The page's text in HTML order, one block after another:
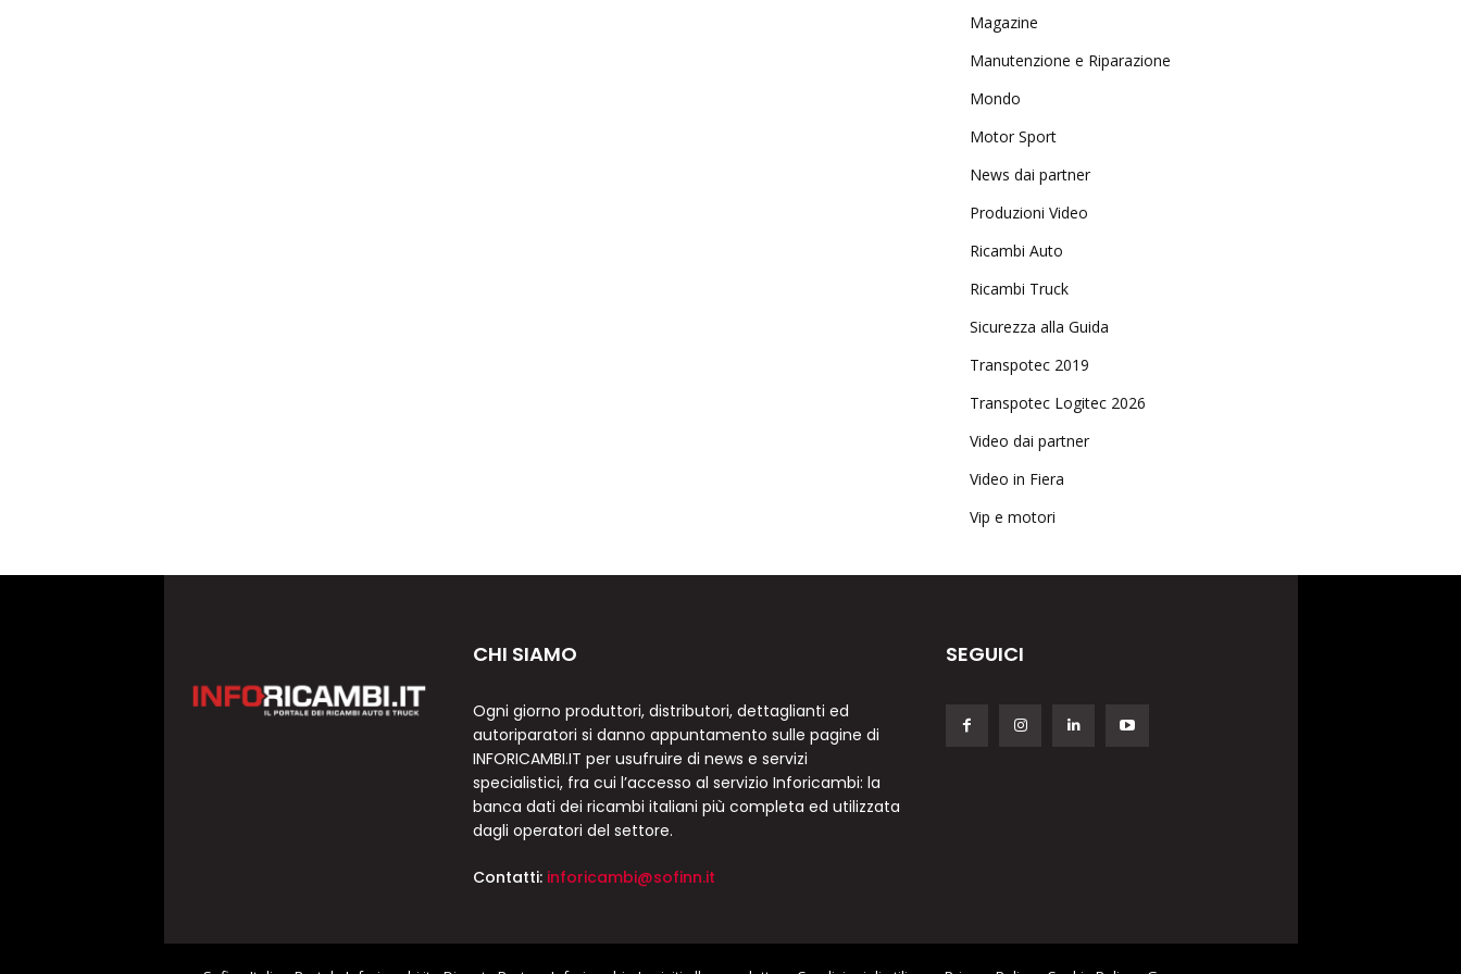
Magazine
Manutenzione e Riparazione
Mondo
Motor Sport
News dai partner
Produzioni Video
Ricambi Auto
Ricambi Truck
Sicurezza alla Guida
Transpotec 2019
Transpotec Logitec 2026
Video dai partner
Video in Fiera
Vip e motori
CHI SIAMO
Ogni giorno produttori, distributori, dettaglianti ed
autoriparatori si danno appuntamento sulle pagine di
INFORICAMBI.IT per usufruire di news e servizi
specialistici, fra cui l’accesso al servizio Inforicambi: la
banca dati dei ricambi italiani più completa ed utilizzata
dagli operatori del settore.
Contatti: inforicambi@sofinn.it
SEGUICI